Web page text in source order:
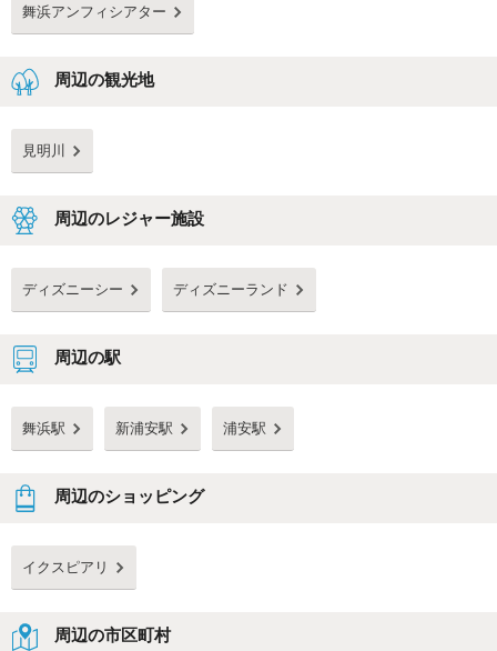
舞浜アンフィシアター
周辺の観光地
見明川
周辺のレジャー施設
ディズニーシー ディズニーランド
周辺の駅
舞浜駅 新浦安駅 浦安駅
周辺のショッピング
イクスピアリ
周辺の市区町村